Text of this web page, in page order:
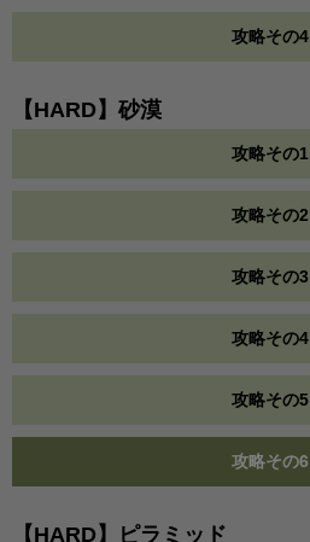
攻略その4
【HARD】砂漠
攻略その1
攻略その2
攻略その3
攻略その4
攻略その5
攻略その6
【HARD】ピラミッド